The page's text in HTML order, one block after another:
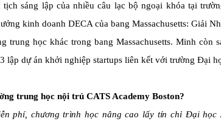
sáng lập của nhiều câu lạc bộ ngoại khóa tại
kinh doanh DECA của bang Massachusetts: Giải
trung học khác trong bang Massachusetts. Minh còn
lập dự án khởi nghiệp startups liên kết với trường Đại
trung học nội trú CATS Academy Boston?
ễn phí, chương trình học nâng cao lấy tín chỉ Đại học